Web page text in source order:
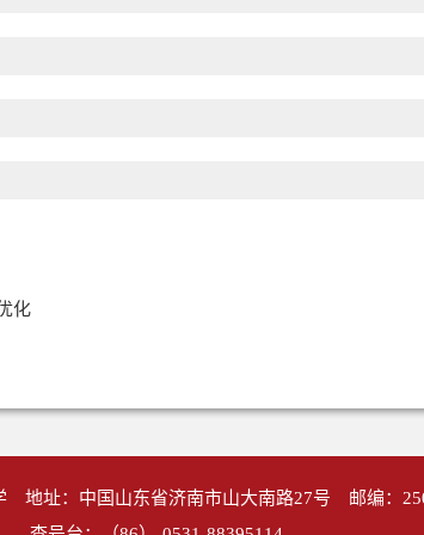
化
地址：中国山东省济南市山大南路27号 邮编：